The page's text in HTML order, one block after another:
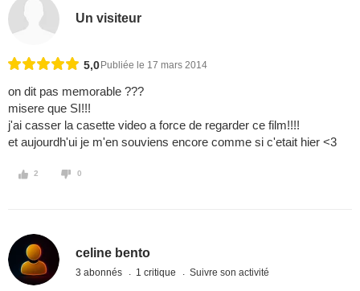
Un visiteur
5,0 Publiée le 17 mars 2014
on dit pas memorable ???
misere que SI!!!
j'ai casser la casette video a force de regarder ce film!!!!
et aujourdh'ui je m'en souviens encore comme si c'etait hier <3
2 0
celine bento
3 abonnés 1 critique Suivre son activité